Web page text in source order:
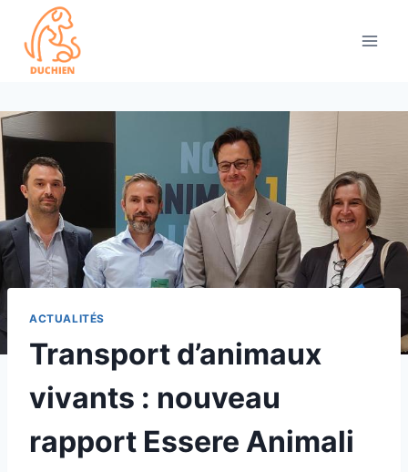
content
ACTUALITÉS
Transport d’animaux
vivants : nouveau
rapport Essere Animali